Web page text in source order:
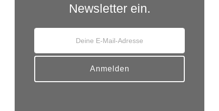
Newsletter ein.
Anmelden